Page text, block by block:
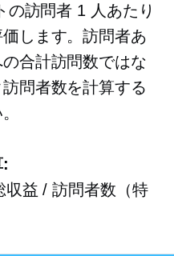
の訪問者 1 人あたり
します。訪問者あ
合計訪問数ではな
問者数を計算する
収益 / 訪問者数（特